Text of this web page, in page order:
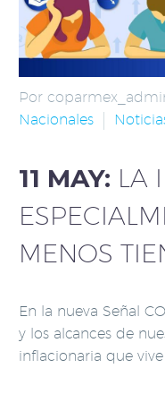
Por
Nacionales
11 MAY: LA
MENOS
En la nueva Señal
y los alcances de
inflacionaria que